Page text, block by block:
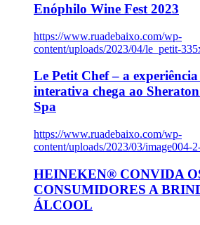
Enóphilo Wine Fest 2023
https://www.ruadebaixo.com/wp-
content/uploads/2023/04/le_petit-
Le Petit Chef – a
interativa chega ao
Spa
https://www.ruadebaixo.com/wp-
content/uploads/2023/03/image004-
HEINEKEN® CONVIDA
CONSUMIDORES A
ÁLCOOL